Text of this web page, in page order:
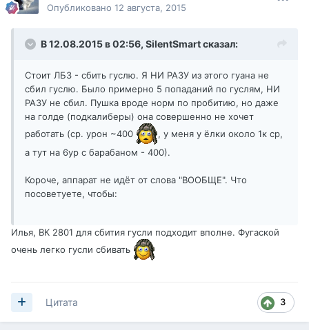
Опубликовано 12 августа, 2015
В 12.08.2015 в 02:56, SilentSmartсказал:
Стоит ЛБЗ - сбить гуслю. Я НИ РАЗУ из этого гуана не
сбил гуслю. Было примерно 5 попаданий по гуслям, НИ
РАЗУ не сбил. Пушка вроде норм по пробитию, но даже
на голде (подкалиберы) она совершенно не хочет
работать (ср. урон ~400
, у меня у ёлки около 1к ср,
а тут на 6ур с барабаном - 400).
Короче, аппарат не идёт от слова "ВООБЩЕ". Что
посоветуете, чтобы:
Илья, ВК 2801 для сбития гусли подходит вполне. Фугаской
очень легко гусли сбивать
3
Цитата